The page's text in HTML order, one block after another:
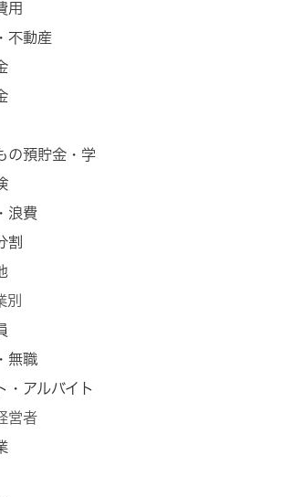
用
不動産
の預貯金・学
浪費
割
別
無職
・アルバイト
営者